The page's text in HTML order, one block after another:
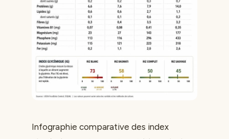
Infographie comparative des index